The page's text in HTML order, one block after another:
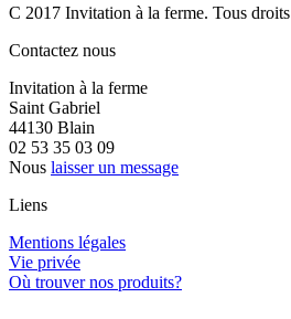
C 2017 Invitation à la ferme. Tous droits
Contactez nous
Invitation à la ferme
Saint Gabriel
44130 Blain
02 53 35 03 09
Nous laisser un message
Liens
Mentions légales
Vie privée
Où trouver nos produits?